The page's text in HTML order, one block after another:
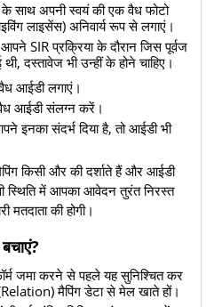
साथ अपनी स्वयं की एक वैध फोटो
लाइसेंस) अनिवार्य रूप से लगाएं।
आपने SIR प्रक्रिया के दौरान जिस पूर्वज
दस्तावेज भी उन्हीं के होने चाहिए।
आईडी लगाएं।
आईडी संलग्न करें।
इनका संदर्भ दिया है, तो आईडी भी
किसी और की दर्शाते हैं और आईडी
स्थिति में आपका आवेदन तुरंत निरस्त
मतदाता की होगी।
जमा करने से पहले यह सुनिश्चित कर
मैपिंग डेटा से मेल खाते हों।